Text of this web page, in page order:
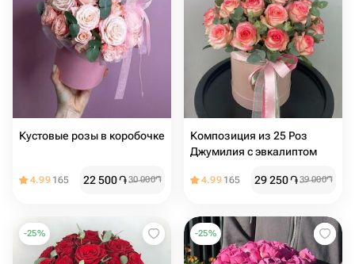
Кустовые розы в коробочке
4.99 165 22 500֏30 000֏
Композиция из 25 Роз
Джумилия с эвкалиптом
4.99 165 29 250֏39 000֏
-25% -25%